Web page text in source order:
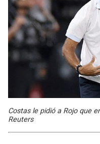
Costas le pidió a Rojo que
Reuters